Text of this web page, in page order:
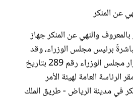
عن المنكر
بالمعروف والنهي عن المنكر جهاز
برئيس مجلس الوزراء، وقد
صدر التنظيم للرئاسة بقرار مجلس الوزراء رقم 289 بتاريخ
ويقع مقر الرئاسة العامة لهيئة الأمر
في مدينة الرياض - طريق الملك